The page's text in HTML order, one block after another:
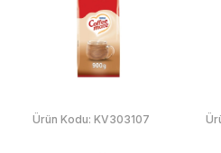
Ürün Kodu: KV303107